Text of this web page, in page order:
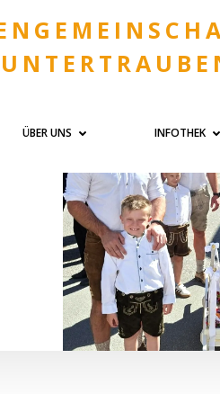
ÜBER UNS INFOTHEK